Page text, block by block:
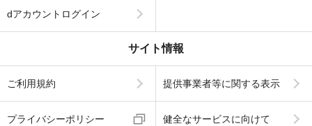
dアカウントログイン
サイト情報
ご利用規約 提供事業者等に関する表示
プライバシーポリシー 健全なサービスに向けて